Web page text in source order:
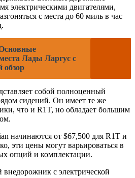
электрическими двигателями,
с места до 60 миль в час
Лады Ларгус с
обзор
собой полноценный
сидений. Он имеет те же
что и R1T, но обладает большим
начинаются от $67,500 для R1T и
эти цены могут варьироваться в
опций и комплектации.
с электрической